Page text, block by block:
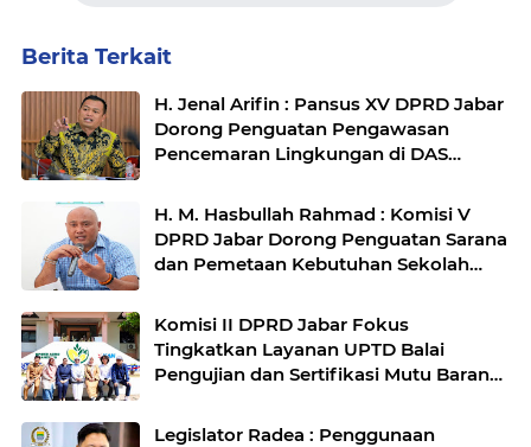
Berita Terkait
H. Jenal Arifin : Pansus XV DPRD Jabar
Dorong Penguatan Pengawasan
Pencemaran Lingkungan di DAS
H. M. Hasbullah Rahmad : Komisi V
DPRD Jabar Dorong Penguatan Sarana
dan Pemetaan Kebutuhan Sekolah
Komisi II DPRD Jabar Fokus
Tingkatkan Layanan UPTD Balai
Pengujian dan Sertifikasi Mutu Barang
Legislator Radea : Penggunaan